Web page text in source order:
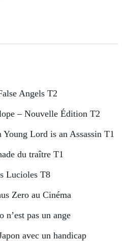
Angels T2
– Nouvelle Édition T2
Lord is an Assassin T1
du traître T1
Lucioles T8
Zero au Cinéma
pas un ange
avec un handicap